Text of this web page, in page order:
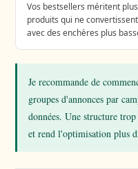
Vos bestsellers méritent
produits qui ne
avec des enchères plus
Je recommande de
groupes d'annonces par
données. Une structure
et rend l'optimisation plus